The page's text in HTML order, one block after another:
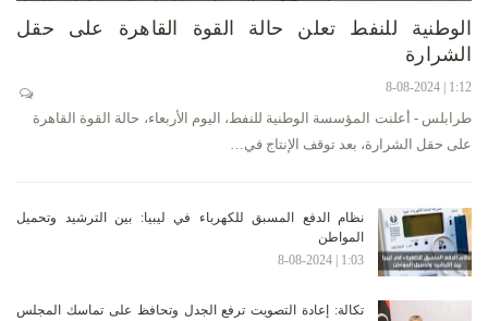
الوطنية للنفط تعلن حالة القوة القاهرة على حقل
الشرارة
1:12 | 8-08-2024
طرابلس - أعلنت المؤسسة الوطنية للنفط، اليوم الأربعاء، حالة القوة القاهرة
على حقل الشرارة، بعد توقف الإنتاج في…
نظام الدفع المسبق للكهرباء في ليبيا: بين الترشيد وتحميل
المواطن
1:03 | 8-08-2024
تكالة: إعادة التصويت ترفع الجدل وتحافظ على تماسك المجلس